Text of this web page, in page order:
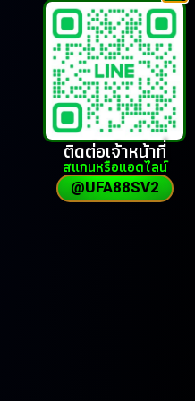
ติดต่อเจ้าหน้าที่
สแกนหรือแอดไลน์
@UFA88SV2